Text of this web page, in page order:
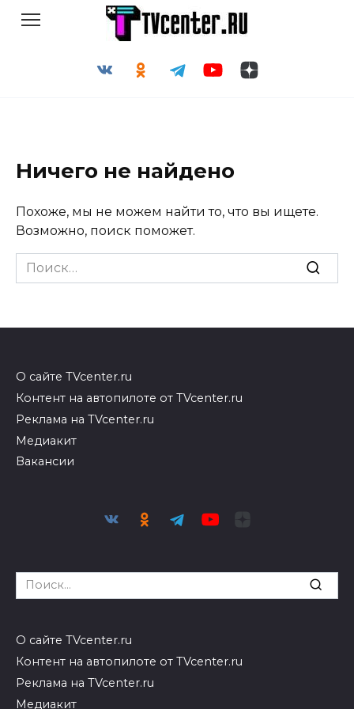
Ничего не найдено
Похоже, мы не можем найти то, что вы ищете.
Возможно, поиск поможет.
Search
for:
О сайте TVcenter.ru
Контент на автопилоте от TVcenter.ru
Реклама на TVcenter.ru
Медиакит
Вакансии
Search
for:
О сайте TVcenter.ru
Контент на автопилоте от TVcenter.ru
Реклама на TVcenter.ru
Медиакит